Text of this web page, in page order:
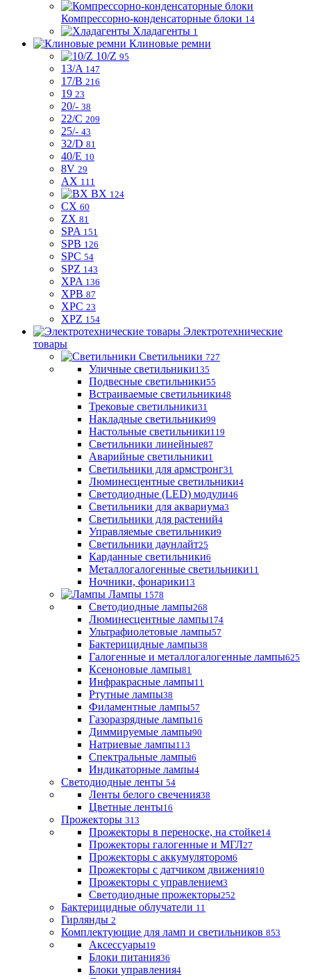
Компрессорно-конденсаторные блоки 14
Хладагенты 1
Клиновые ремни
10/Z 95
13/A 147
17/B 216
19 23
20/- 38
22/C 209
25/- 43
32/D 81
40/E 10
8V 29
AX 111
BX 124
CX 60
ZX 81
SPA 151
SPB 126
SPC 54
SPZ 143
XPA 136
XPB 87
XPC 23
XPZ 154
Электротехнические
товары
Светильники 727
Уличные светильники135
Подвесные светильники55
Встраиваемые светильники48
Трековые светильники31
Накладные светильники99
Настольные светильники119
Светильники линейные87
Аварийные светильники1
Светильники для армстронг31
Люминесцентные светильники4
Светодиодные (LED) модули46
Светильники для аквариума3
Светильники для растений4
Управляемые светильники9
Светильники даунлайт25
Карданные светильники6
Металлогалогенные светильники11
Ночники, фонарики13
Лампы 1578
Светодиодные лампы268
Люминесцентные лампы174
Ультрафиолетовые лампы57
Бактерицидные лампы38
Галогенные и металлогалогенные лампы625
Ксеноновые лампы81
Инфракрасные лампы11
Ртутные лампы38
Филаментные лампы57
Газоразрядные лампы16
Диммируемые лампы90
Натриевые лампы113
Спектральные лампы6
Индикаторные лампы4
Светодиодные ленты 54
Ленты белого свечения38
Цветные ленты16
Прожекторы 313
Прожекторы в переноске, на стойке14
Прожекторы галогенные и МГЛ27
Прожекторы с аккумулятором6
Прожекторы с датчиком движения10
Прожекторы с управлением3
Светодиодные прожекторы252
Бактерицидные облучатели 11
Гирлянды 2
Комплектующие для ламп и светильников 853
Аксессуары19
Блоки питания36
Блоки управления4